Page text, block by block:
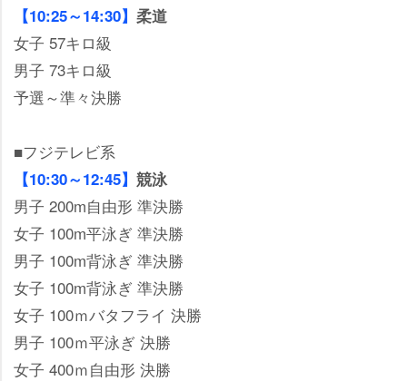
【10:25～14:30】 柔道
女子 57キロ級
男子 73キロ級
予選～準々決勝
■フジテレビ系
【10:30～12:45】 競泳
男子 200m自由形 準決勝
女子 100m平泳ぎ 準決勝
男子 100m背泳ぎ 準決勝
女子 100m背泳ぎ 準決勝
女子 100ｍバタフライ 決勝
男子 100ｍ平泳ぎ 決勝
女子 400ｍ自由形 決勝